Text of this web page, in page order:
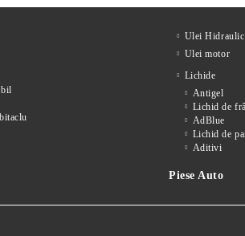
Ulei Hidraulic
Ulei motor
Lichide
Antigel
Lichid de
AdBlue
Lichid de
Aditivi
Piese Auto